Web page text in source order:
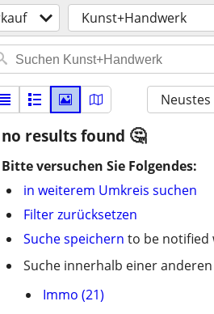
Kunst+Handwerk
Neustes
no results found
Bitte versuchen Sie Folgendes:
in weiterem Umkreis suchen
Filter zurücksetzen
Suche speichern to be notified
Suche innerhalb einer
Immo (21)